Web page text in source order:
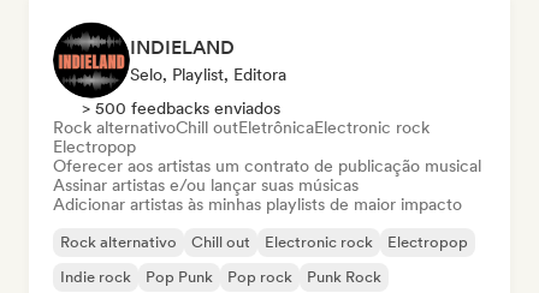
INDIELAND
Selo, Playlist, Editora
> 500 feedbacks enviados
Rock alternativoChill outEletrônicaElectronic rock
Electropop
Oferecer aos artistas um contrato de publicação musical
Assinar artistas e/ou lançar suas músicas
Adicionar artistas às minhas playlists de maior impacto
Rock alternativo Chill out Electronic rock
Electropop
Indie rock
Pop Punk Pop rock Punk Rock